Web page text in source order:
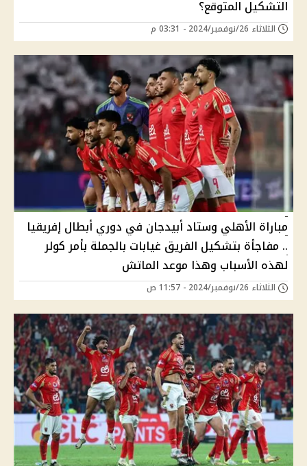
التشكيل المتوقع؟
الثلاثاء 26/نوفمبر/2024 - 03:31 م
مباراة الأهلي وستاد أبيدجان في دوري أبطال إفريقيا
.. مفاجأة بتشكيل الفريق غيابات بالجملة بأمر كولر
لهذه الأسباب وهذا موعد الماتش
الثلاثاء 26/نوفمبر/2024 - 11:57 ص